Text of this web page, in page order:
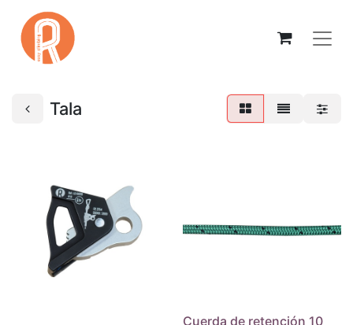
Tala
Cuerda de retención 10